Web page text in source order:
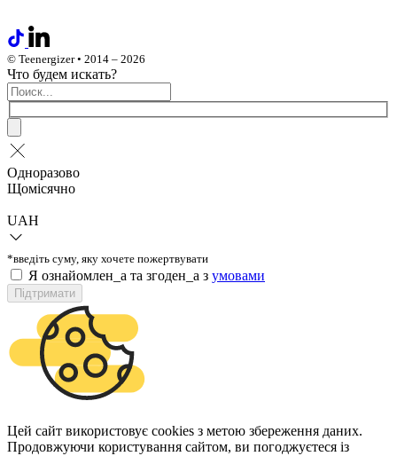
© Teenergizer • 2014 – 2026
Что будем искать?
Одноразово
Щомісячно
UAH
*введіть суму, яку хочете пожертвувати
Я ознайомлен_а та згоден_а з умовами
Підтримати
Цей сайт використовує cookies з метою збереження даних.
Продовжуючи користування сайтом, ви погоджуєтеся із